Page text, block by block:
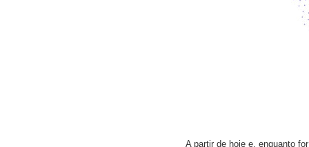
A partir de hoje e, enquanto